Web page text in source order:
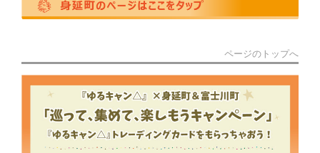
ページのトップへ